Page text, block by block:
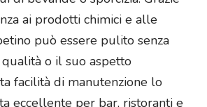
ai prodotti chimici e alle
può essere pulito senza
o il suo aspetto
facilità di manutenzione lo
eccellente per bar, ristoranti e